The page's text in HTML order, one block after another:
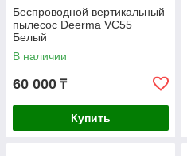
Беспроводной вертикальный
пылесос Deerma VC55
Белый
В наличии
60 000 ₸
Купить